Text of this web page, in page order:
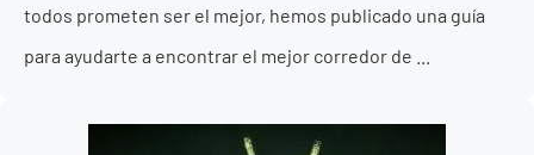
todos prometen ser el mejor, hemos publicado una guía
para ayudarte a encontrar el mejor corredor de ...